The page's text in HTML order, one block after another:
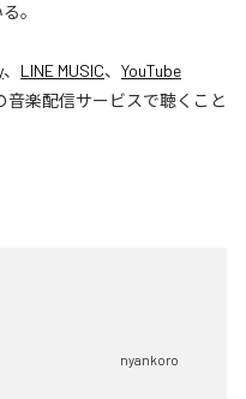
。
、 LINE MUSIC、 YouTube
音楽配信サービスで聴くこと
nyankoro